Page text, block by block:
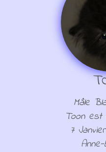
Mâle
Toon est
7